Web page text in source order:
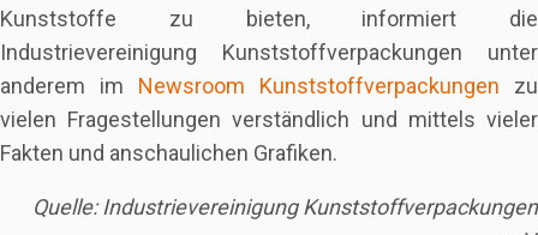
Kunststoffe zu bieten, informiert die
Industrievereinigung Kunststoffverpackungen unter
anderem im Newsroom Kunststoffverpackungen zu
vielen Fragestellungen verständlich und mittels vieler
Fakten und anschaulichen Grafiken.
Quelle: Industrievereinigung Kunststoffverpackungen